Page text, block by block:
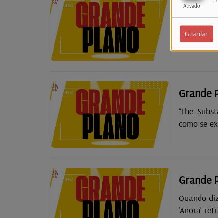
Ativado
Guardar
Grande
25 anos
vingança.
Grande
“The
como se
Grande
Quando
'Anora'